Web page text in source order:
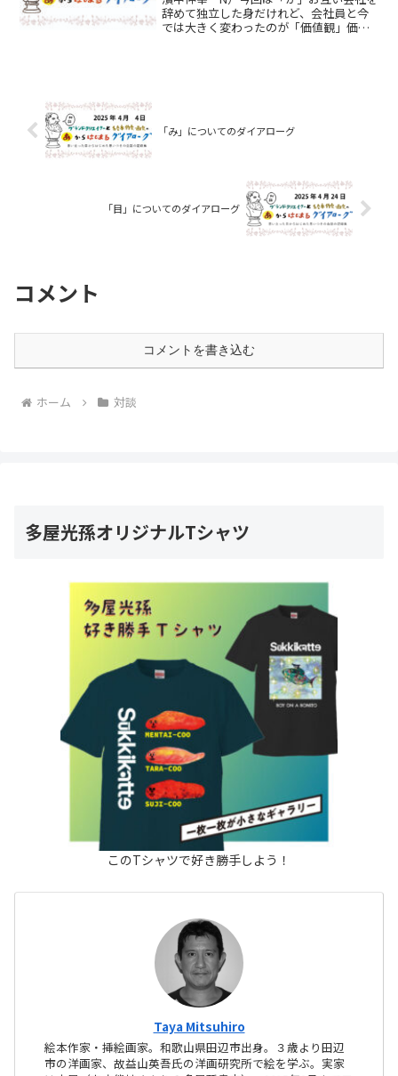
辞めて独立した身だけれど、会社員と今
では大きく変わったのが「価値観」価値
「み」についてのダイアローグ
「目」についてのダイアローグ
コメント
コメントを書き込む
ホーム 対談
多屋光孫オリジナルTシャツ
このTシャツで好き勝手しよう！
Taya Mitsuhiro
絵本作家・挿絵画家。和歌山県田辺市出身。３歳より田辺
市の洋画家、故益山英吾氏の洋画研究所で絵を学ぶ。実家